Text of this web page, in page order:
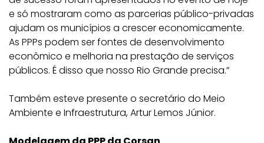
e só mostraram como as parcerias público-privadas
ajudam os municípios a crescer economicamente.
As PPPs podem ser fontes de desenvolvimento
econômico e melhoria na prestação de serviços
públicos. É disso que nosso Rio Grande precisa.”
Também esteve presente o secretário do Meio
Ambiente e Infraestrutura, Artur Lemos Júnior.